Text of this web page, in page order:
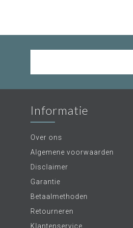
Informatie
Over ons
Algemene voorwaarden
Disclaimer
Garantie
Betaalmethoden
Retourneren
Klantenservice